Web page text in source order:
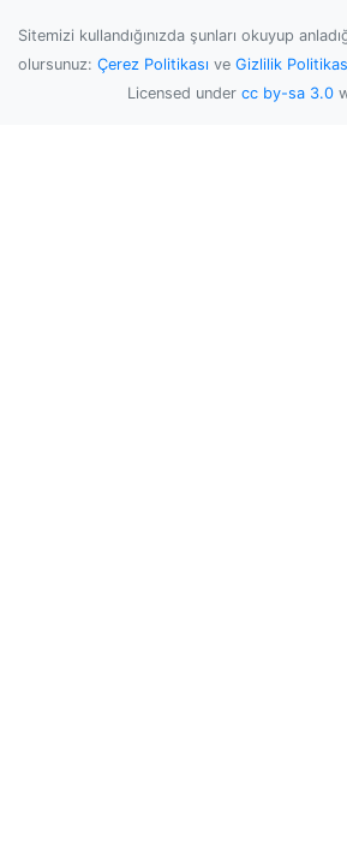
Sitemizi kullandığınızda şunları okuyup
olursunuz: Çerez Politikası ve Gizlilik
Licensed under cc by-sa 3.0